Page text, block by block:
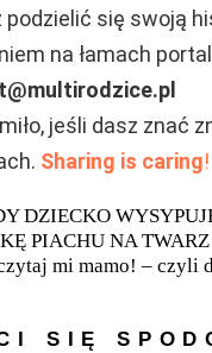
się swoją
na łamach
jeśli dasz znać
Sharing is caring!
DZIECKO
PIACHU NA
mi mamo! – czyli
SIĘ